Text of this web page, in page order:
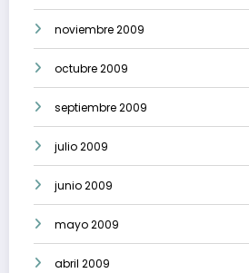
noviembre 2009
octubre 2009
septiembre 2009
julio 2009
junio 2009
mayo 2009
abril 2009